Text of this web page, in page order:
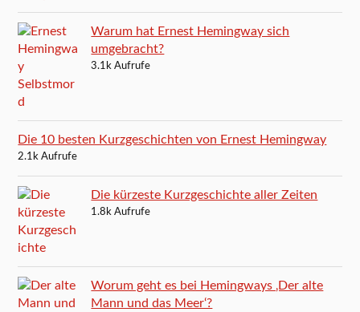
Warum hat Ernest Hemingway sich
umgebracht?
3.1k Aufrufe
Die 10 besten Kurzgeschichten von Ernest Hemingway
2.1k Aufrufe
Die kürzeste Kurzgeschichte aller Zeiten
1.8k Aufrufe
Worum geht es bei Hemingways ‚Der alte
Mann und das Meer‘?